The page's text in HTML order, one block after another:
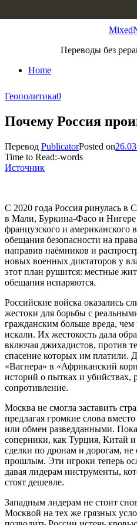
Переводы без
Home
Геополитика0
Почему Россия
Перевод PublicatorPosted on
Time to Read:-words
Источник
С 2020 года Россия ринулась в
в Мали, Буркина-Фасо и Нигере
французского и американского
обещания безопасности на
направив наёмников и
новых военных диктаторов у
этот план рушится: местные
обещания испаряются.
Российские войска оказались
жестоки для борьбы с
гражданским больше вреда,
искали. Их жестокость дала
включая джихадистов, против
спасение которых им платили.
«Вагнера» в «Африканский
историй о пытках и убийствах,
сопротивление.
Москва не смогла заставить
предлагая громкие слова
или обмен разведданными.
соперники, как Турция,
сделки по дронам и дорогам,
прошлым. Эти игроки теперь
давая лидерам инструменты,
стоят дешевле.
Западным лидерам не стоит
Москвой на тех же грязных